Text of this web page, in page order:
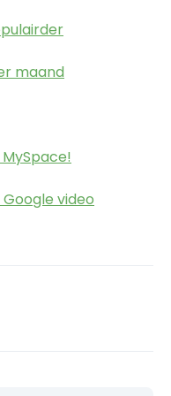
maand
video